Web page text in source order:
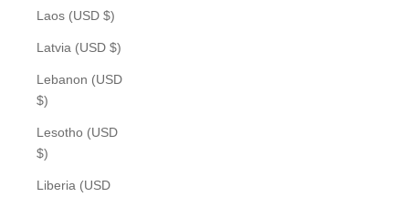
Laos (USD $)
Latvia (USD $)
Lebanon (USD
$)
Lesotho (USD
$)
Liberia (USD